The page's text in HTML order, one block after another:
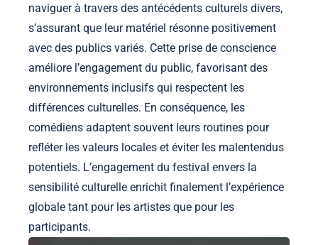
naviguer à travers des antécédents culturels divers,
s’assurant que leur matériel résonne positivement
avec des publics variés. Cette prise de conscience
améliore l’engagement du public, favorisant des
environnements inclusifs qui respectent les
différences culturelles. En conséquence, les
comédiens adaptent souvent leurs routines pour
refléter les valeurs locales et éviter les malentendus
potentiels. L’engagement du festival envers la
sensibilité culturelle enrichit finalement l’expérience
globale tant pour les artistes que pour les
participants.